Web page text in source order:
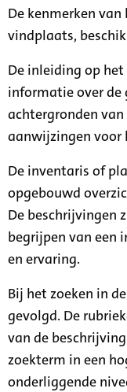
De kenmerken
vindplaats,
De inleiding op
informatie over de
achtergronden
aanwijzingen voor
De inventaris of
opgebouwd
De beschrijvingen
begrijpen van een
en ervaring.
Bij het zoeken in
gevolgd. De
van de
zoekterm in een
onderliggende